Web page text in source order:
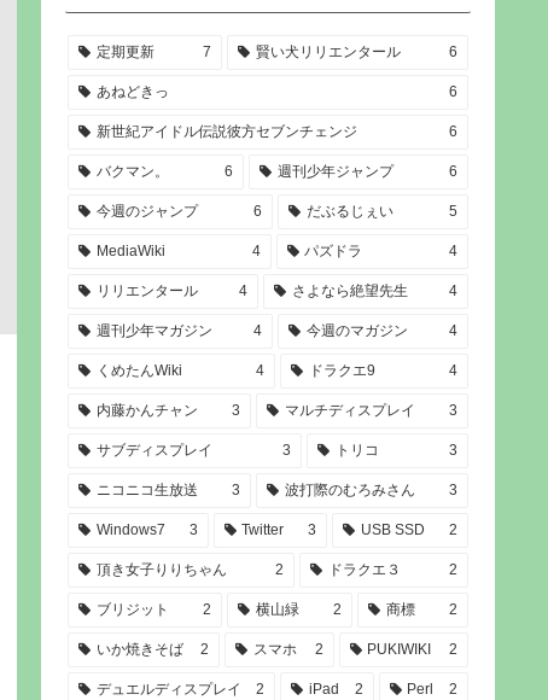
定期更新 7 賢い犬リリエンタール 6
あねどきっ 6
新世紀アイドル伝説彼方セブンチェンジ 6
バクマン。 6 週刊少年ジャンプ 6
今週のジャンプ 6 だぶるじぇい 5
MediaWiki 4 パズドラ 4
リリエンタール 4 さよなら絶望先生 4
週刊少年マガジン 4 今週のマガジン 4
くめたんWiki 4 ドラクエ9 4
内藤かんチャン 3 マルチディスプレイ 3
サブディスプレイ 3 トリコ 3
ニコニコ生放送 3 波打際のむろみさん 3
Windows7 3 Twitter 3 USB SSD 2
頂き女子りりちゃん 2 ドラクエ３ 2
ブリジット 2 横山緑 2 商標 2
いか焼きそば 2 スマホ 2 PUKIWIKI 2
デュエルディスプレイ 2 iPad 2 Perl 2